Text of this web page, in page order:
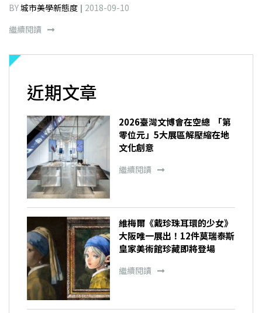
BY城市美學新態度
2018-09-10
繼續閱讀
近期文章
2026臺灣文博會在空總 「第
零位元」5大展區解壓縮在地
文化創意
繼續閱讀
維梅爾《戴珍珠耳環的少女》
大阪唯一展出！12件莫瑞泰斯
皇家美術館珍藏即將登場
繼續閱讀